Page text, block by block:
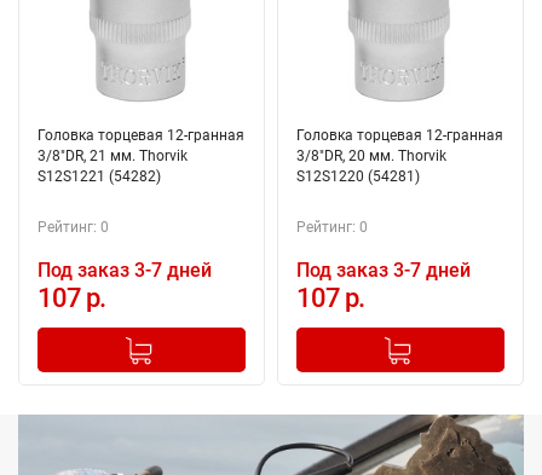
Головка торцевая 12-гранная
3/8"DR, 21 мм. Thorvik
S12S1221 (54282)
Рейтинг: 0
Под заказ 3-7 дней
107 р.
+
Добавлено в корзину
Головка торцевая 12-гранная
3/8"DR, 20 мм. Thorvik
S12S1220 (54281)
Рейтинг: 0
Под заказ 3-7 дней
107 р.
+
Добавлено в корзину